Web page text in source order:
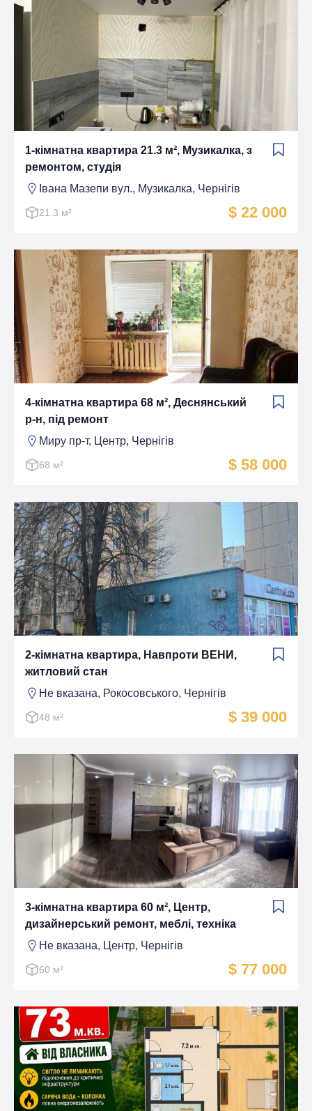
1-кімнатна квартира 21.3 м², Музикалка, з
ремонтом, студія
Івана Мазепи вул., Музикалка, Чернігів
21.3 м² $ 22 000
4-кімнатна квартира 68 м², Деснянський
р-н, під ремонт
Миру пр-т, Центр, Чернігів
68 м² $ 58 000
2-кімнатна квартира, Навпроти ВЕНИ,
житловий стан
Не вказана, Рокосовського, Чернігів
48 м² $ 39 000
3-кімнатна квартира 60 м², Центр,
дизайнерський ремонт, меблі, техніка
Не вказана, Центр, Чернігів
60 м² $ 77 000